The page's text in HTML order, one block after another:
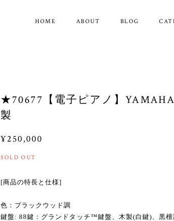
HOME ABOUT BLOG
★70677【電子ピアノ】
製
¥250,000
SOLD OUT
[商品の特長と仕様]
色：ブラックウッド調
鍵盤: 88鍵：グランドタッチ™鍵盤、木製(白鍵)、黒